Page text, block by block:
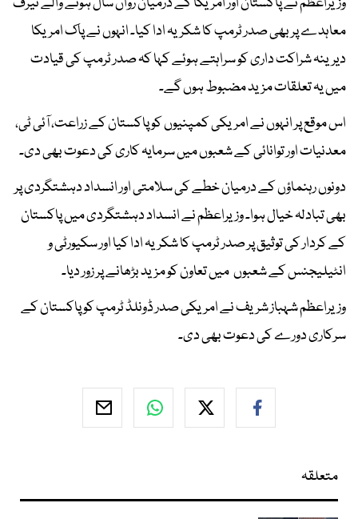
معاہدے پر بھی صدر ٹرمپ کا شکریہ ادا کیا۔ انہوں نے پاک امریکا
دیرینہ شراکت داری کو سراہتے ہوئے کہا کہ صدر ٹرمپ کی قیادت
میں یہ تعلقات مزید مضبوط ہوں گے۔
اس موقع پر انہوں نے امریکی کمپنیوں کو پاکستان کے زراعت، آئی ٹی،
معدنیات اور توانائی کے شعبوں میں سرمایہ کاری کی دعوت بھی دی۔
دونوں رہنماؤں کے درمیان خطے کی سلامتی اور انسداد دہشتگردی پر
بھی تبادلہ خیال ہوا۔ وزیراعظم نے انسداد دہشتگردی میں پاکستان
کے کردار کی توثیق پر صدر ٹرمپ کا شکریہ ادا کیا اور سکیورٹی و
انٹیلیجنس کے شعبوں میں تعاون کو مزید بڑھانے پر زور دیا۔
وزیراعظم شہباز شریف نے امریکی صدر ڈونلڈ ٹرمپ کو پاکستان کے
سرکاری دورے کی دعوت بھی دی۔
متعلقہ